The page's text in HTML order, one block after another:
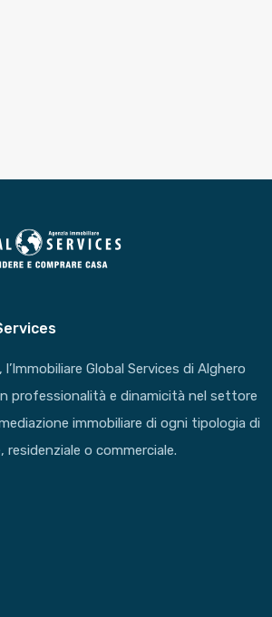
l’Immobiliare Global Services di Alghero
professionalità e dinamicità nel settore
immobiliare di ogni tipologia di
residenziale o commerciale.